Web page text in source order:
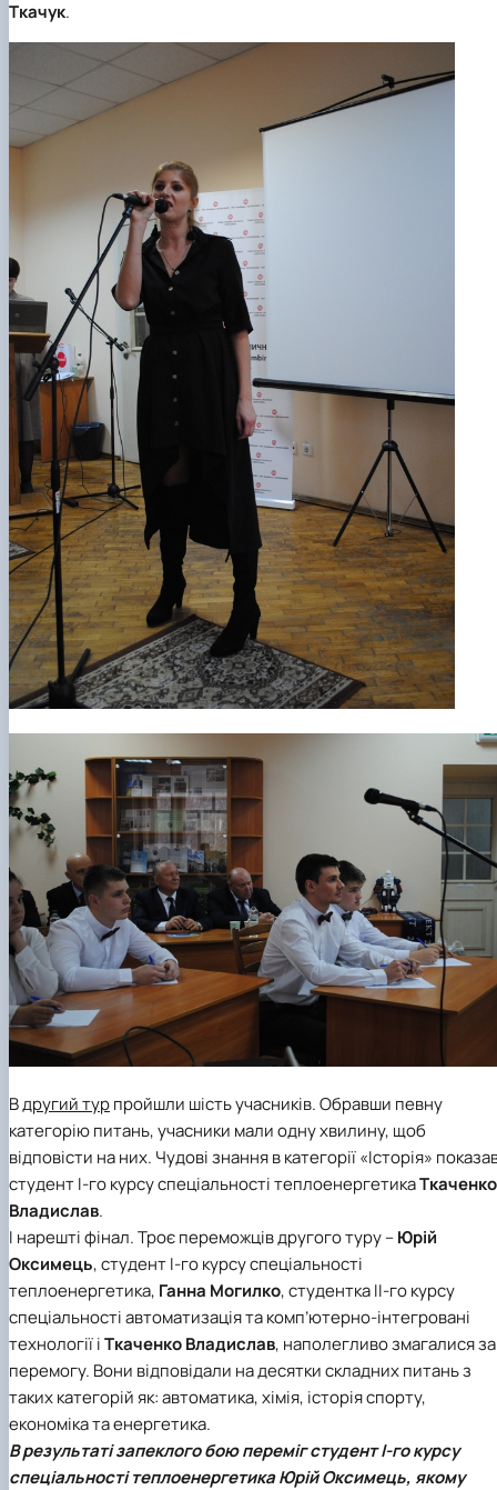
Ткачук.
Вдругий турпройшли шість учасників. Обравши певну
категорію питань, учасники мали одну хвилину, щоб
відповісти на них. Чудові знання в категорії «Історія»
студент І-го курсуспеціальності теплоенергетикаТкаченко
Владислав.
І нарешті фінал. Троє переможців другого туру –Юрій
Оксимець, студент І-го курсу спеціальності
теплоенергетика, Ганна Могилко, студентка ІІ-го курсу
спеціальності автоматизація та комп’ютерно-інтегровані
технологіїіТкаченко Владислав, наполегливо змагалися за
перемогу. Вони відповідали на десятки складних питань з
таких категорій як: автоматика, хімія, історія спорту,
економіка та енергетика.
В результаті запеклого бою переміг студент І-го курсу
спеціальності теплоенергетика Юрій Оксимець, якому